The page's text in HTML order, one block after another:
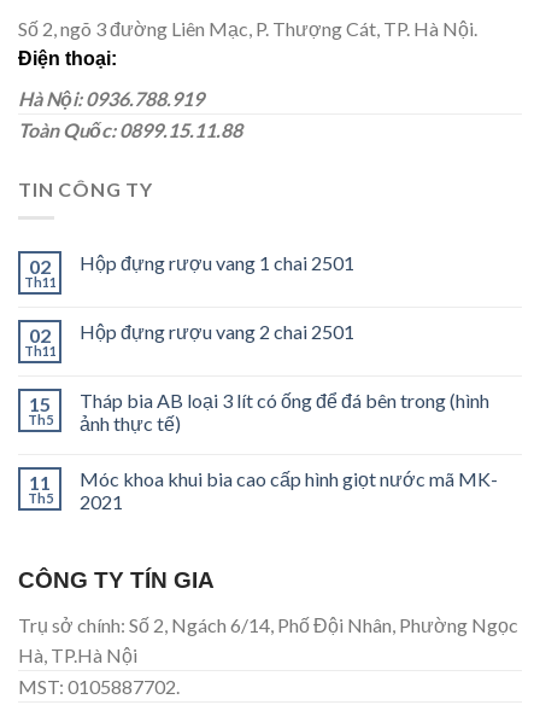
Số 2, ngõ 3 đường Liên Mạc, P. Thượng Cát, TP. Hà Nội.
Điện thoại:
Hà Nội: 0936.788.919
Toàn Quốc: 0899.15.11.88
TIN CÔNG TY
02
Th11
Hộp đựng rượu vang 1 chai 2501
02
Th11
Hộp đựng rượu vang 2 chai 2501
15
Th5
Tháp bia AB loại 3 lít có ống để đá bên trong (hình
ảnh thực tế)
11
Th5
Móc khoa khui bia cao cấp hình giọt nước mã MK-
2021
CÔNG TY TÍN GIA
Trụ sở chính: Số 2, Ngách 6/14, Phố Đội Nhân, Phường Ngọc
Hà, TP.Hà Nội
MST: 0105887702.